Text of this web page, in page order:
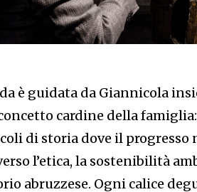
è guidata da Giannicola
cardine della famiglia:
di storia dove il
l’etica, la sostenibilità
abruzzese. Ogni calice